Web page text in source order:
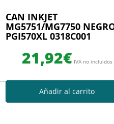
CAN INKJET
MG5751/MG7750
PGI570XL 0318C001
21,92€ IVA no incluidos
Añadir al carrito